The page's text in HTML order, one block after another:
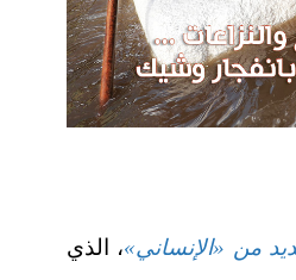
من «الإنساني»، الذي